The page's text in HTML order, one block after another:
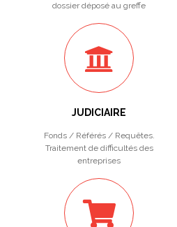
dossier déposé au greffe
JUDICIAIRE
Fonds / Référés / Requêtes.
Traitement de difficultés des
entreprises